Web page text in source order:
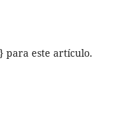
para este artículo.